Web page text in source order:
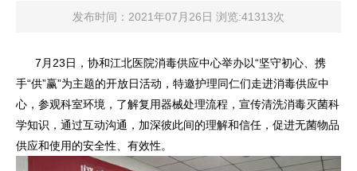
发布时间：2021年07月26日 浏览:41313次
7月23日，协和江北医院消毒供应中心举办以“坚守初心、携
手“供”赢”为主题的开放日活动，特邀护理同仁们走进消毒供应中
心，参观科室环境，了解复用器械处理流程，宣传清洗消毒灭菌科
学知识，通过互动沟通，加深彼此间的理解和信任，促进无菌物品
供应和使用的安全性、有效性。